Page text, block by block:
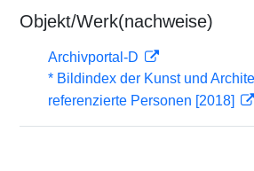
Objekt/Werk(nachweise)
Archivportal-D
* Bildindex der Kunst und
referenzierte Personen [2018]